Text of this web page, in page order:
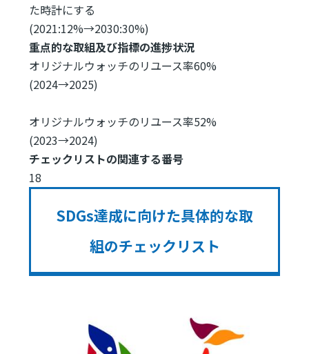
た時計にする
(2021:12%→2030:30%)
重点的な取組及び指標の進捗状況
オリジナルウォッチのリユース率60%
(2024→2025)
オリジナルウォッチのリユース率52%
(2023→2024)
チェックリストの関連する番号
18
SDGs達成に向けた具体的な取
組のチェックリスト